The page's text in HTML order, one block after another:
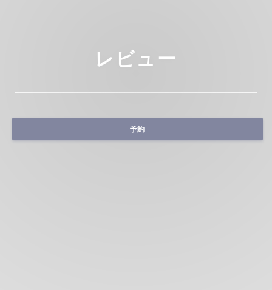
レビュー
予約